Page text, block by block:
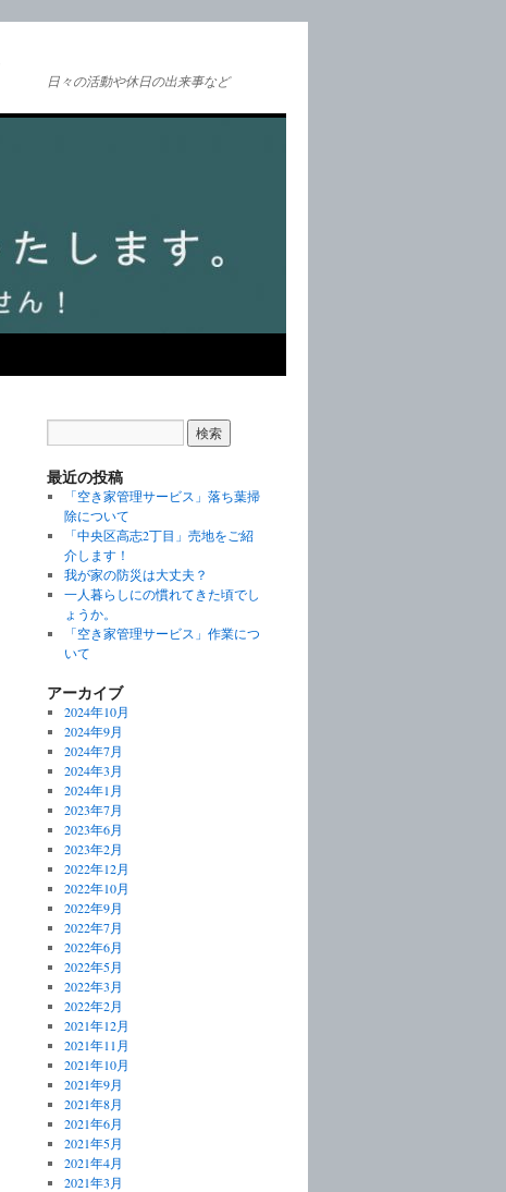
日々の活動や休日の出来事など
最近の投稿
「空き家管理サービス」落ち葉掃
除について
「中央区高志2丁目」売地をご紹
介します！
我が家の防災は大丈夫？
一人暮らしにの慣れてきた頃でし
ょうか。
「空き家管理サービス」作業につ
いて
アーカイブ
2024年10月
2024年9月
2024年7月
2024年3月
2024年1月
2023年7月
2023年6月
2023年2月
2022年12月
2022年10月
2022年9月
2022年7月
2022年6月
2022年5月
2022年3月
2022年2月
2021年12月
2021年11月
2021年10月
2021年9月
2021年8月
2021年6月
2021年5月
2021年4月
2021年3月